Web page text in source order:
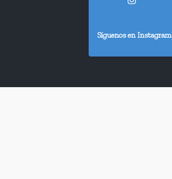
Síguenos en Instagram